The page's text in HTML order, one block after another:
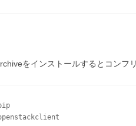
をインストールするとコンフ